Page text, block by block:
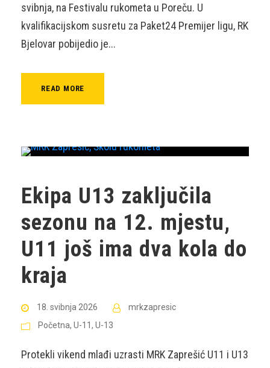
svibnja, na Festivalu rukometa u Poreču. U
kvalifikacijskom susretu za Paket24 Premijer ligu, RK
Bjelovar pobijedio je...
READ MORE
Ekipa U13 zaključila
sezonu na 12. mjestu,
U11 još ima dva kola do
kraja
18. svibnja 2026
mrkzapresic
Početna, U-11 , U-13
Protekli vikend mlađi uzrasti MRK Zaprešić U11 i U13